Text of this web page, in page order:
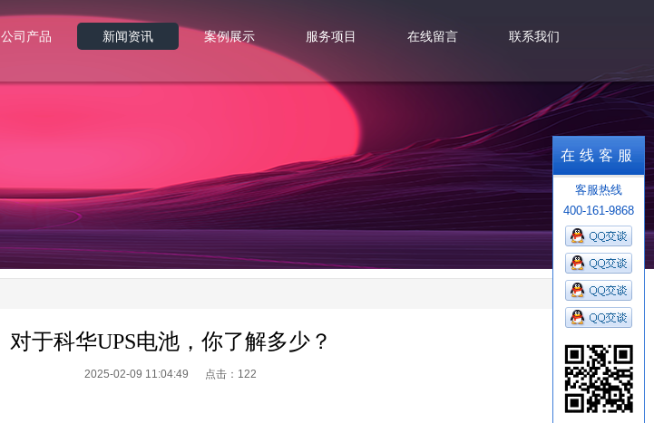
公司产品
新闻资讯
案例展示
服务项目
在线留言
联系我们
对于科华UPS电池，你了解多少？
2025-02-09 11:04:49 点击： 122
在线客服
客服热线
400-161-9868